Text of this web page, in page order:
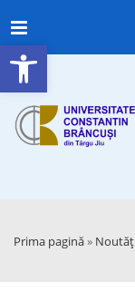
Deschide bara de unelte
Menu
Prima pagină»